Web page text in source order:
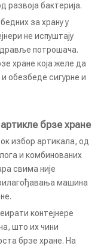
развоја бактерија.
за храну у
не испуштају
потрошача.
хране која желе да
обезбеде сигурне и
брзе хране
избор артикала, од
и комбинованих
свима није
машина
контејнере
што их чини
брзе хране. На